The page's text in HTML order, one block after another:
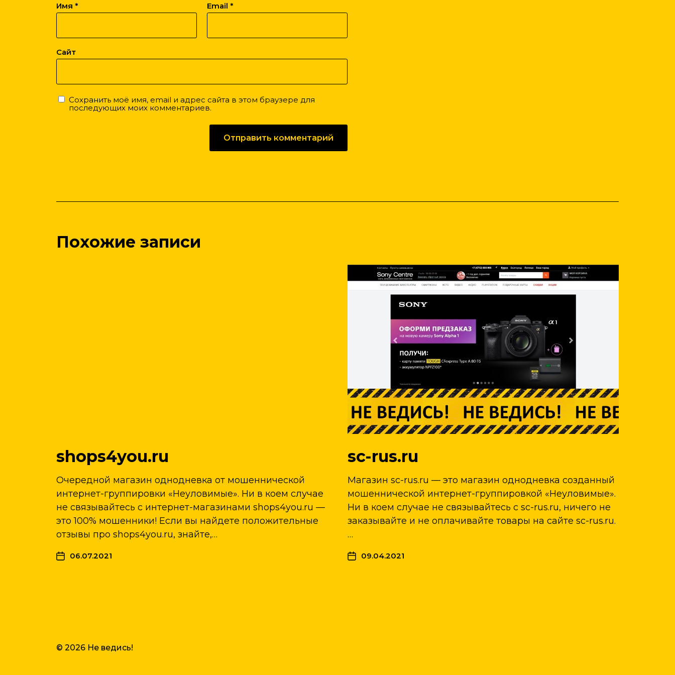
Имя * Email *
Сайт
Сохранить моё имя, email и адрес сайта в этом браузере для
последующих моих комментариев.
Похожие записи
shops4you.ru
Очередной магазин однодневка от мошеннической
интернет-группировки «Неуловимые». Ни в коем случае
не связывайтесь с интернет-магазинами shops4you.ru —
это 100% мошенники! Если вы найдете положительные
отзывы про shops4you.ru, знайте,…
06.07.2021
sc-rus.ru
Магазин sc-rus.ru — это магазин однодневка созданный
мошеннической интернет-группировкой «Неуловимые».
Ни в коем случае не связывайтесь с sc-rus.ru, ничего не
заказывайте и не оплачивайте товары на сайте sc-rus.ru.
…
09.04.2021
© 2026 Не ведись!